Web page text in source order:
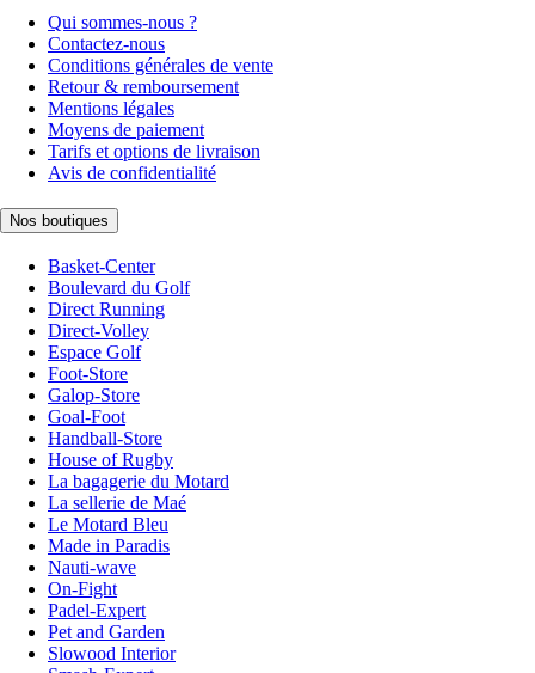
Qui sommes-nous ?
Contactez-nous
Conditions générales de vente
Retour & remboursement
Mentions légales
Moyens de paiement
Tarifs et options de livraison
Avis de confidentialité
Nos boutiques
Basket-Center
Boulevard du Golf
Direct Running
Direct-Volley
Espace Golf
Foot-Store
Galop-Store
Goal-Foot
Handball-Store
House of Rugby
La bagagerie du Motard
La sellerie de Maé
Le Motard Bleu
Made in Paradis
Nauti-wave
On-Fight
Padel-Expert
Pet and Garden
Slowood Interior